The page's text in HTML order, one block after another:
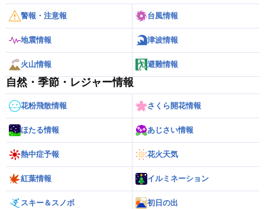
警報・注意報 台風情報
地震情報 津波情報
火山情報 避難情報
自然・季節・レジャー情報
花粉飛散情報 さくら開花情報
ほたる情報 あじさい情報
熱中症予報 花火天気
紅葉情報 イルミネーション
スキー＆スノボ 初日の出